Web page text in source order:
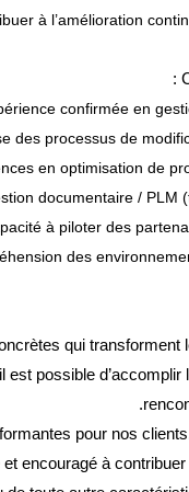
qui transforment
possible
pour nos
encouragé à